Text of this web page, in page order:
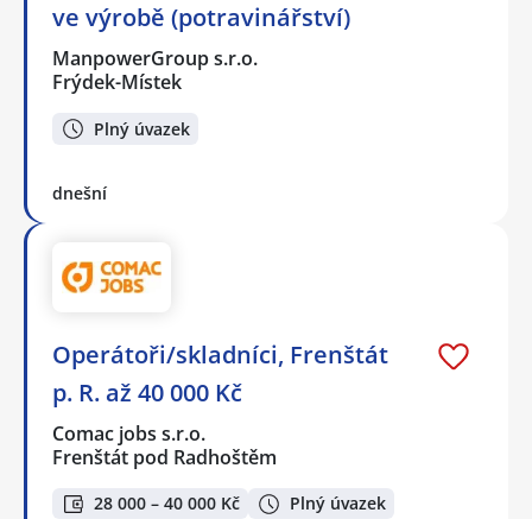
ve výrobě (potravinářství)
ManpowerGroup s.r.o.
Frýdek-Místek
Plný úvazek
dnešní
Operátoři/skladníci, Frenštát
p. R. až 40 000 Kč
Comac jobs s.r.o.
Frenštát pod Radhoštěm
28 000 – 40 000 Kč Plný úvazek